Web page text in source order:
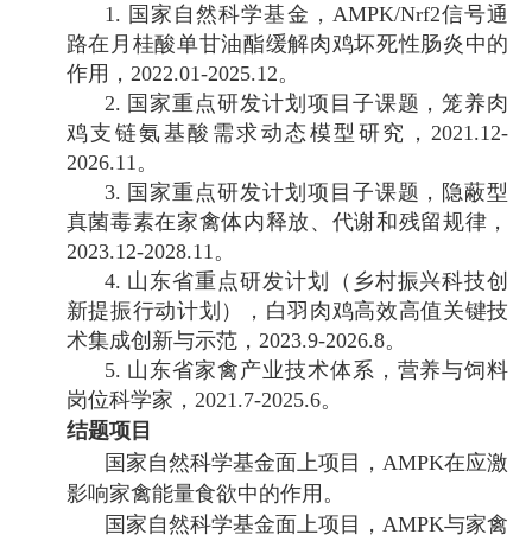
1. 国家自然科学基金， AMPK/Nrf2信号通
路在月桂酸单甘油酯缓解肉鸡坏死性肠炎中的
作用， 2022.01-2025.12。
2. 国家重点研发计划项目子课题，笼养肉
鸡支链氨基酸需求动态模型研究，2021.12-
2026.11。
3. 国家重点研发计划项目子课题，隐蔽型
真菌毒素在家禽体内释放、代谢和残留规律，
2023.12-2028.11。
4. 山东省重点研发计划（乡村振兴科技创
新提振行动计划），白羽肉鸡高效高值关键技
术集成创新与示范， 2023.9-2026.8。
5. 山东省家禽产业技术体系，营养与饲料
岗位科学家， 2021.7-2025.6。
结题项目
国家自然科学基金面上项目，AMPK在应激
影响家禽能量食欲中的作用。
国家自然科学基金面上项目，AMPK与家禽